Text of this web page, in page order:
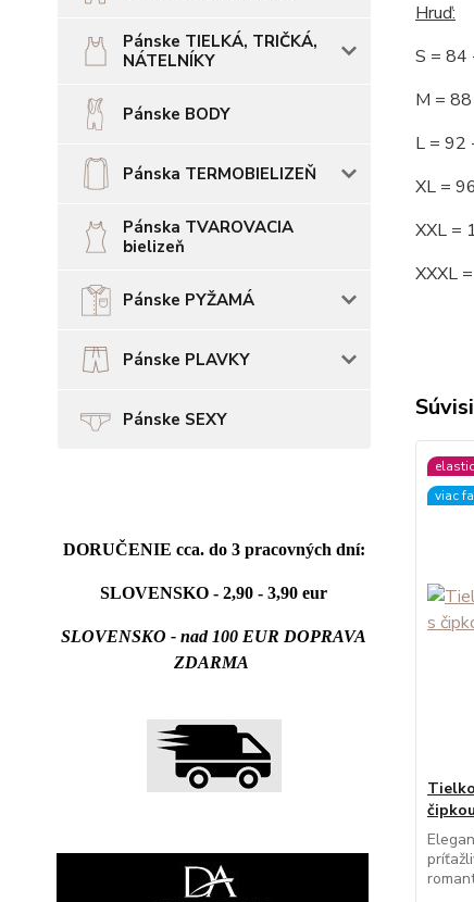
Pánske TIELKÁ, TRIČKÁ,
NÁTELNÍKY
Pánske BODY
Pánska TERMOBIELIZEŇ
Pánska TVAROVACIA
bielizeň
Pánske PYŽAMÁ
Pánske PLAVKY
Pánske SEXY
DORUČENIE cca. do 3 pracovných dní:
SLOVENSKO - 2,90 - 3,90 eur
SLOVENSKO - nad 100 EUR DOPRAVA
ZDARMA
Hruď:
S =
M =
L =
XL =
XXL =
XXXL
viac
čipkou